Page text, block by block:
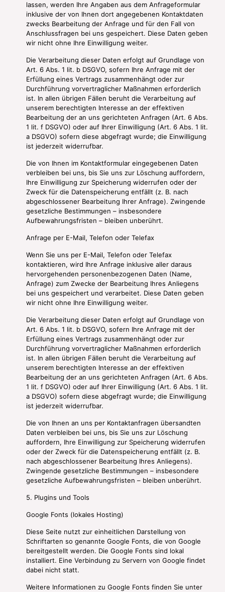
lassen, werden Ihre Angaben aus dem Anfrageformular
inklusive der von Ihnen dort angegebenen Kontaktdaten
zwecks Bearbeitung der Anfrage und für den Fall von
Anschlussfragen bei uns gespeichert. Diese Daten geben
wir nicht ohne Ihre Einwilligung weiter.
Die Verarbeitung dieser Daten erfolgt auf Grundlage von
Art. 6 Abs. 1 lit. b DSGVO, sofern Ihre Anfrage mit der
Erfüllung eines Vertrags zusammenhängt oder zur
Durchführung vorvertraglicher Maßnahmen erforderlich
ist. In allen übrigen Fällen beruht die Verarbeitung auf
unserem berechtigten Interesse an der effektiven
Bearbeitung der an uns gerichteten Anfragen (Art. 6 Abs.
1 lit. f DSGVO) oder auf Ihrer Einwilligung (Art. 6 Abs. 1 lit.
a DSGVO) sofern diese abgefragt wurde; die Einwilligung
ist jederzeit widerrufbar.
Die von Ihnen im Kontaktformular eingegebenen Daten
verbleiben bei uns, bis Sie uns zur Löschung auffordern,
Ihre Einwilligung zur Speicherung widerrufen oder der
Zweck für die Datenspeicherung entfällt (z. B. nach
abgeschlossener Bearbeitung Ihrer Anfrage). Zwingende
gesetzliche Bestimmungen – insbesondere
Aufbewahrungsfristen – bleiben unberührt.
Anfrage per E-Mail, Telefon oder Telefax
Wenn Sie uns per E-Mail, Telefon oder Telefax
kontaktieren, wird Ihre Anfrage inklusive aller daraus
hervorgehenden personenbezogenen Daten (Name,
Anfrage) zum Zwecke der Bearbeitung Ihres Anliegens
bei uns gespeichert und verarbeitet. Diese Daten geben
wir nicht ohne Ihre Einwilligung weiter.
Die Verarbeitung dieser Daten erfolgt auf Grundlage von
Art. 6 Abs. 1 lit. b DSGVO, sofern Ihre Anfrage mit der
Erfüllung eines Vertrags zusammenhängt oder zur
Durchführung vorvertraglicher Maßnahmen erforderlich
ist. In allen übrigen Fällen beruht die Verarbeitung auf
unserem berechtigten Interesse an der effektiven
Bearbeitung der an uns gerichteten Anfragen (Art. 6 Abs.
1 lit. f DSGVO) oder auf Ihrer Einwilligung (Art. 6 Abs. 1 lit.
a DSGVO) sofern diese abgefragt wurde; die Einwilligung
ist jederzeit widerrufbar.
Die von Ihnen an uns per Kontaktanfragen übersandten
Daten verbleiben bei uns, bis Sie uns zur Löschung
auffordern, Ihre Einwilligung zur Speicherung widerrufen
oder der Zweck für die Datenspeicherung entfällt (z. B.
nach abgeschlossener Bearbeitung Ihres Anliegens).
Zwingende gesetzliche Bestimmungen – insbesondere
gesetzliche Aufbewahrungsfristen – bleiben unberührt.
5. Plugins und Tools
Google Fonts (lokales Hosting)
Diese Seite nutzt zur einheitlichen Darstellung von
Schriftarten so genannte Google Fonts, die von Google
bereitgestellt werden. Die Google Fonts sind lokal
installiert. Eine Verbindung zu Servern von Google findet
dabei nicht statt.
Weitere Informationen zu Google Fonts finden Sie unter